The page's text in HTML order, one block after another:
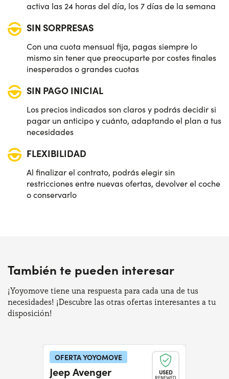
activa las 24 horas del día, los 7 días de la semana
SIN SORPRESAS
Con una cuota mensual fija, pagas siempre lo
mismo sin tener que preocuparte por costes finales
inesperados o grandes cuotas
SIN PAGO INICIAL
Los precios indicados son claros y podrás decidir si
pagar un anticipo y cuánto, adaptando el plan a tus
necesidades
FLEXIBILIDAD
Al finalizar el contrato, podrás elegir sin
restricciones entre nuevas ofertas, devolver el coche
o conservarlo
También te pueden interesar
¡Yoyomove tiene una respuesta para cada una de tus
necesidades! ¡Descubre las otras ofertas interesantes a tu
disposición!
OFERTA YOYOMOVE
USED
RENEWED
Jeep Avenger